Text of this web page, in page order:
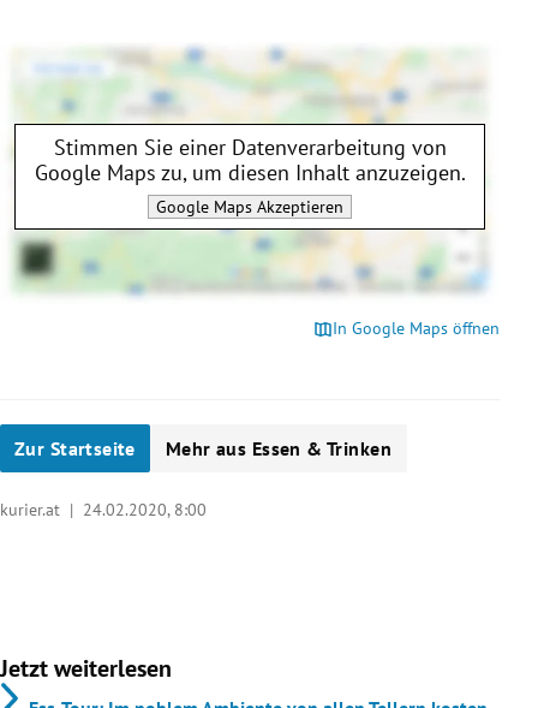
In Google Maps öffnen
Stimmen Sie einer Datenverarbeitung von
Google Maps zu, um diesen Inhalt anzuzeigen.
Google Maps Akzeptieren
Zur Startseite Mehr aus Essen & Trinken
kurier.at | 24.02.2020, 8:00
Jetzt weiterlesen